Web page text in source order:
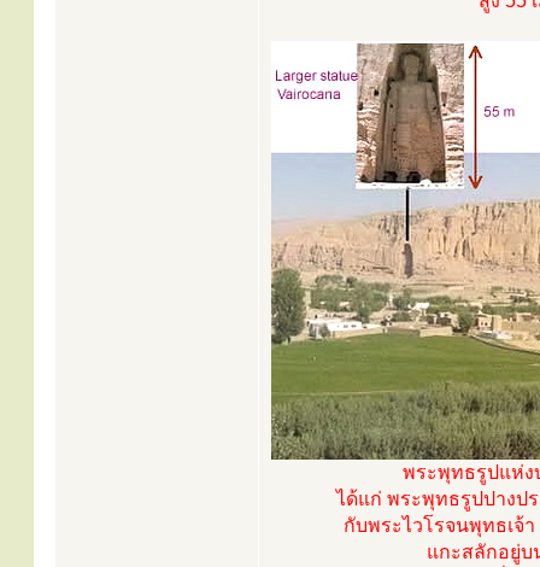
พระพุทธรูปแห่ง
ได้แก่ พระพุทธรูปปางป
กับพระไวโรจนพุทธเจ้
แกะสลักอยู่บ